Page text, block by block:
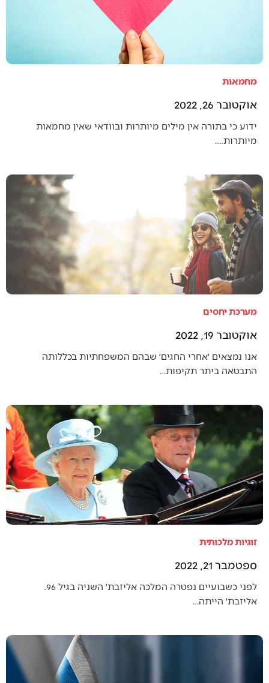
מחמאות
אוקטובר 26, 2022
ידוע כי בתורה אין מילים מיותרות ובוודאי שאין מחמאות
מיותרות.…
מערכת יחסים
אוקטובר 19, 2022
אנו נמצאים ׳אחרי החגים׳ שבהם המשפחתיות בכללותה
התבטאה ביתר תקיפות…
זוגיות מלכותית
ספטמבר 21, 2022
לפני כשבועיים נפטרה המלכה אליזבת׳ השניה בגיל 96.
אליזבת׳ הייתה…